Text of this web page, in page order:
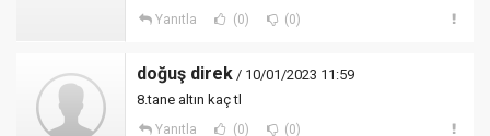
Yanıtla (0) (0)
doğuş direk / 10/01/2023 11:59
8.tane altın kaç tl
Yanıtla (0) (0)